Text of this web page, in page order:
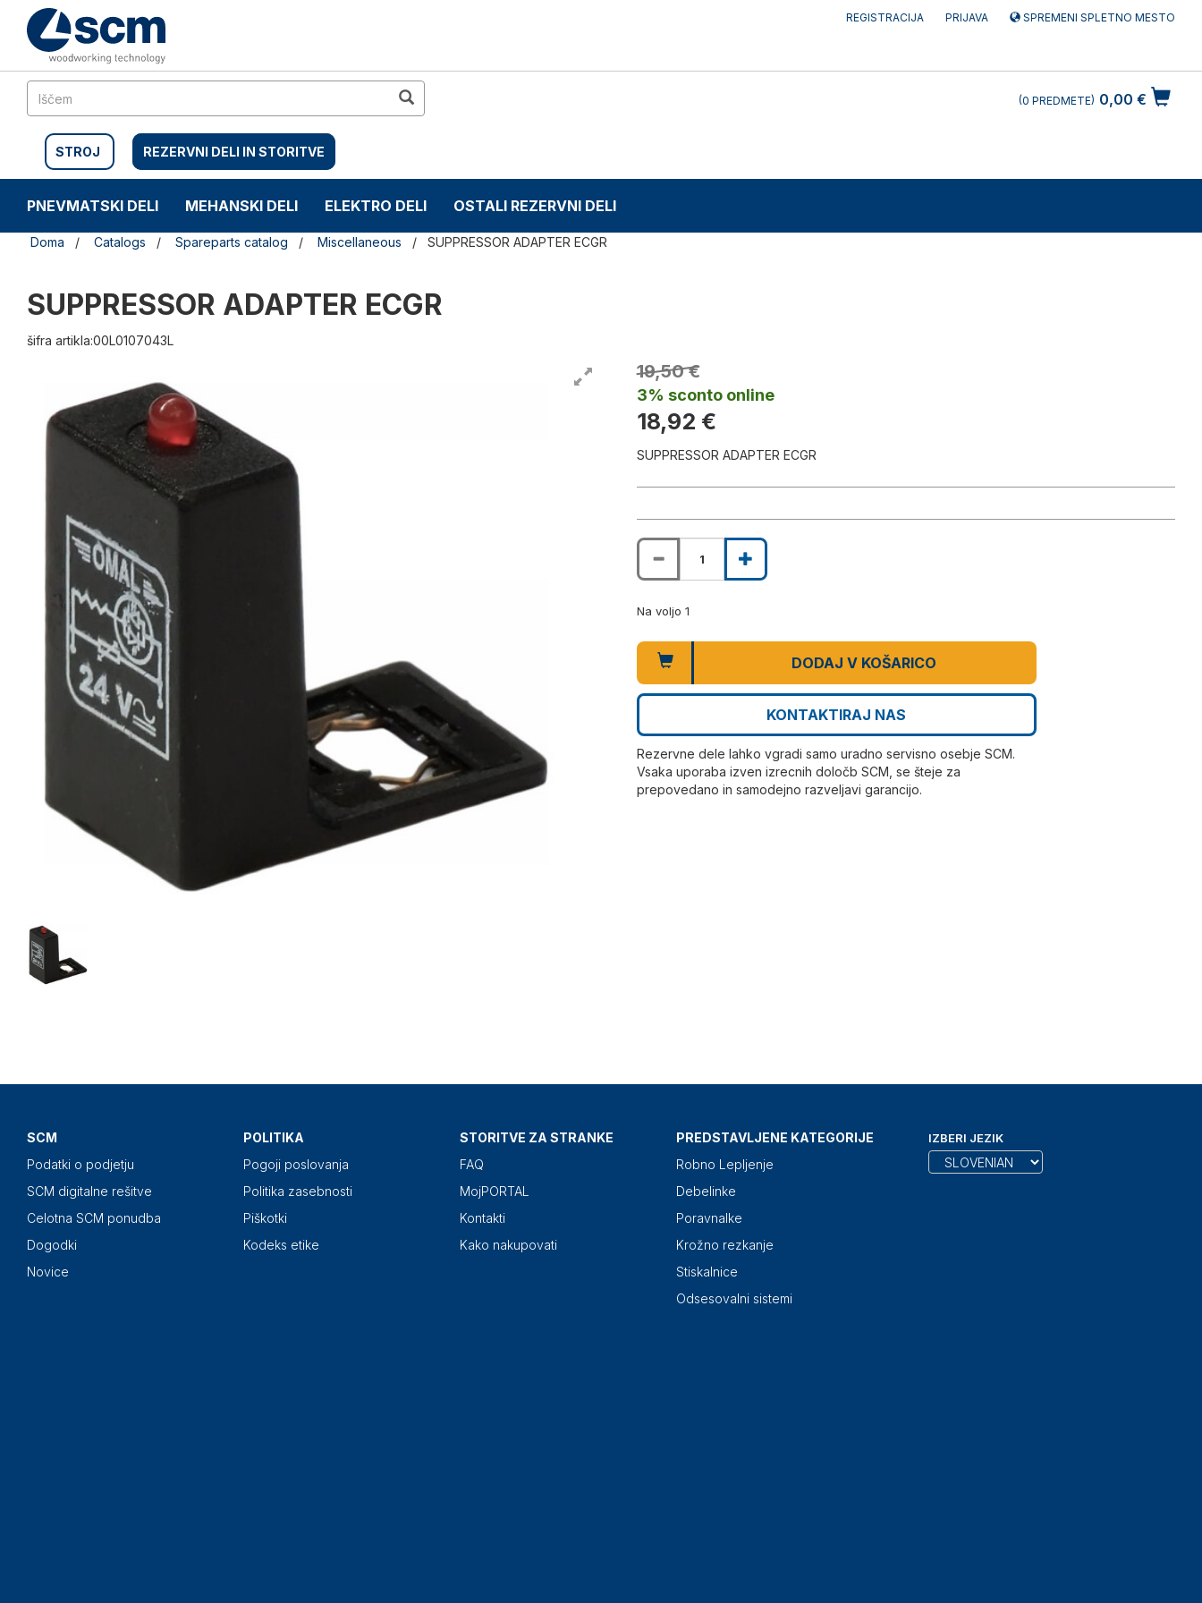
Preskočite
vsebino
Preskočite
navigacijski
REGISTRACIJA PRIJAVA SPREMENI SPLETNO MESTO
STROJ REZERVNI DELI IN STORITVE
0,00 €
0 PREDMETE
PNEVMATSKI DELI MEHANSKI DELI ELEKTRO DELI OSTALI REZERVNI DELI
Doma Catalogs Spareparts catalog Miscellaneous SUPPRESSOR ADAPTER ECGR
SUPPRESSOR ADAPTER ECGR
šifra artikla:00L0107043L
19,50 €
3% sconto online
18,92 €
SUPPRESSOR ADAPTER ECGR
Na voljo 1
DODAJ V KOŠARICO
KONTAKTIRAJ NAS
Rezervne dele lahko vgradi samo uradno servisno osebje SCM.
Vsaka uporaba izven izrecnih določb SCM, se šteje za
prepovedano in samodejno razveljavi garancijo.
SCM
Podatki o podjetju
SCM digitalne rešitve
Celotna SCM ponudba
Dogodki
Novice
POLITIKA
Pogoji poslovanja
Politika zasebnosti
Piškotki
Kodeks etike
STORITVE ZA STRANKE
FAQ
MojPORTAL
Kontakti
Kako nakupovati
PREDSTAVLJENE KATEGORIJE
Robno Lepljenje
Debelinke
Poravnalke
Krožno rezkanje
Stiskalnice
Odsesovalni sistemi
IZBERI JEZIK